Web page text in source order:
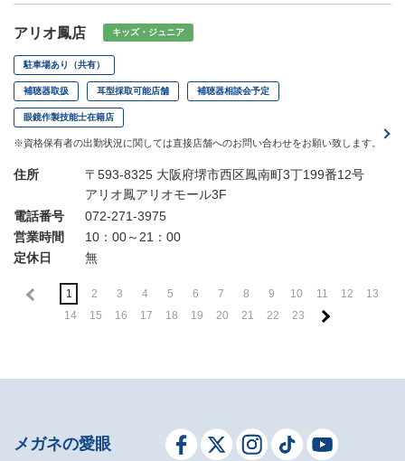
アリオ鳳店 キッズ・ジュニア
駐車場あり（共有）
補聴器取扱 耳型採取可能店舗 補聴器相談会予定
眼鏡作製技能士在籍店
※資格保有者の出勤状況に関しては直接店舗へのお問い合わせをお願い致します。
住所
〒593-8325 大阪府堺市西区鳳南町3丁199番12号
アリオ鳳アリオモール3F
電話番号
072-271-3975
営業時間
10：00～21：00
定休日
無
1 2 3 4 5 6 7 8 9 10 11 12
13
14
15 16 17 18 19 20 21 22 23
メガネの愛眼